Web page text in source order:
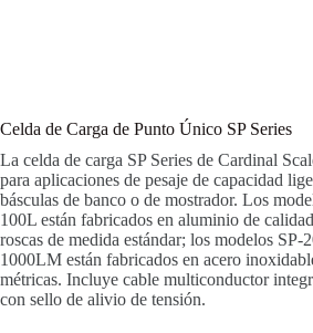
Celda de Carga de Punto Único SP Series
La celda de carga SP Series de Cardinal
para aplicaciones de pesaje de capacidad
básculas de banco o de mostrador. Los
100L están fabricados en aluminio de
roscas de medida estándar; los modelos SP-
1000LM están fabricados en acero
métricas. Incluye cable multiconductor
con sello de alivio de tensión.